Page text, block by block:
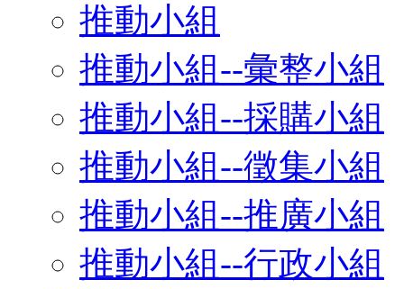
推動小組
推動小組--彙整小組
推動小組--採購小組
推動小組--徵集小組
推動小組--推廣小組
推動小組--行政小組